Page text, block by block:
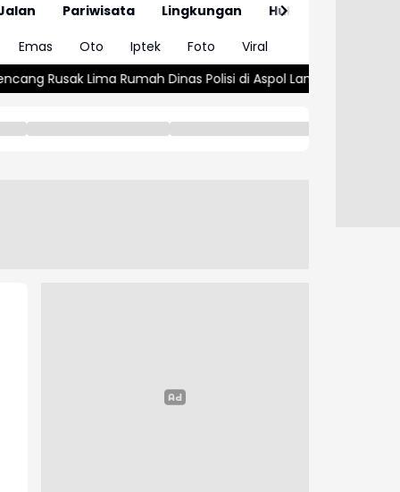
Pariwisata Lingkungan
Hukum
Emas
Oto Iptek Foto
Viral
Polisi di Aspol Lamteumen
Kasus Campak 2026 Tembus